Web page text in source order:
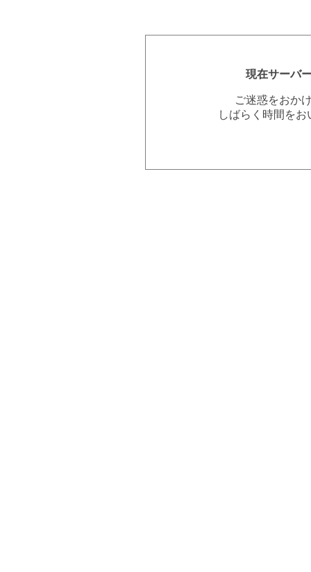
現在サーバ
ご迷惑をおか
しばらく時間を